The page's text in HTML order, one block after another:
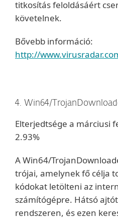
titkosítás feloldásáért
követelnek.
Bővebb információ:
http://
4. Win64/
Elterjedtsége a márciusi
2.93%
A Win64/
trójai, amelynek fő célja
kódokat letölteni az
számítógépre. Hátsó
rendszeren, és ezen